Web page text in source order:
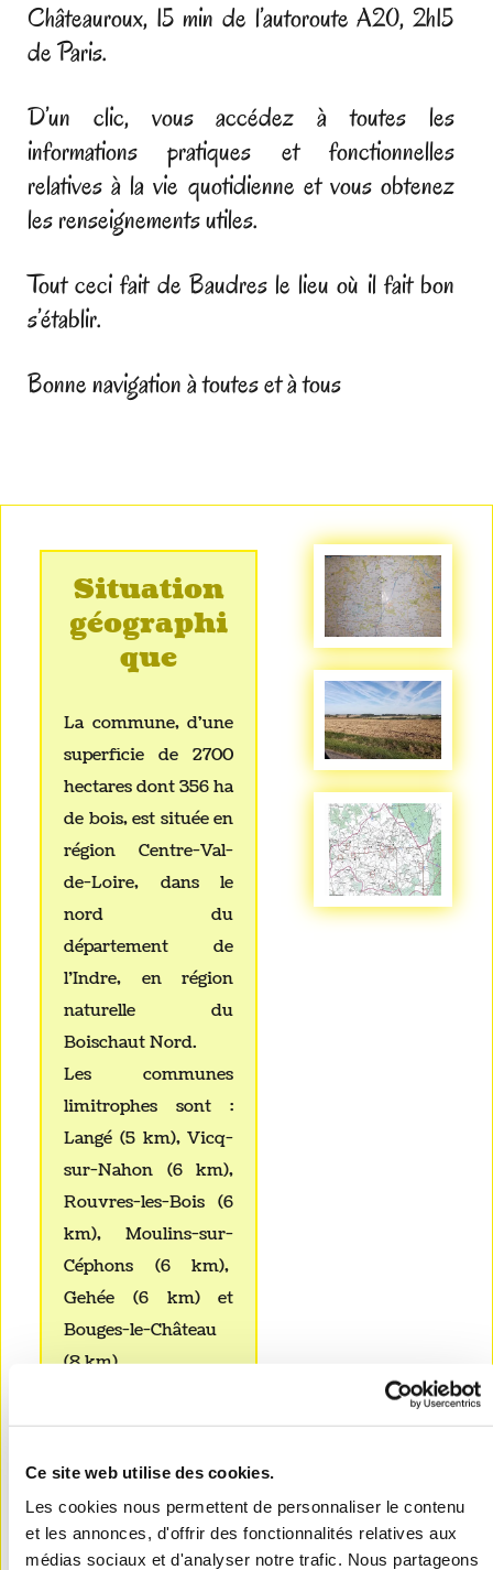
Ce site web utilise des cookies.
Les cookies nous permettent de personnaliser le contenu
et les annonces, d'offrir des fonctionnalités relatives aux
médias sociaux et d'analyser notre trafic. Nous partageons
Châteauroux, 15 min de l’autoroute A20, 2h15
de Paris.
D’un clic, vous accédez à toutes les
informations pratiques et fonctionnelles
relatives à la vie quotidienne et vous obtenez
les renseignements utiles.
Tout ceci fait de Baudres le lieu où il fait bon
s’établir.
Bonne navigation à toutes et à tous
Situation
géographi
que
La commune, d'une
superficie de 2700
hectares dont 356 ha
de bois, est située en
région Centre-Val-
de-Loire, dans le
nord du
département de
l’Indre, en région
naturelle du
Boischaut Nord.
Les communes
limitrophes sont :
Langé (5 km), Vicq-
sur-Nahon (6 km),
Rouvres-les-Bois (6
km), Moulins-sur-
Céphons (6 km),
Gehée (6 km) et
Bouges-le-Château
(8 km).
Rattachée
Levroux, la
commune de